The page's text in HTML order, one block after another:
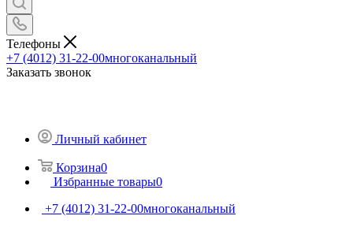
Телефоны
+7 (4012) 31-22-00многоканальный
Заказать звонок
Личный кабинет
Корзина0
Избранные товары0
+7 (4012) 31-22-00многоканальный